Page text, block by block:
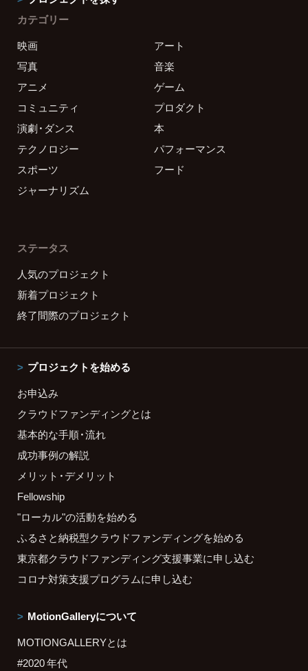
カテゴリー
映画
アート
写真
音楽
アニメ
ゲーム
コミュニティ
プロダクト
演劇・ダンス
本
テクノロジー
パフォーマンス
スポーツ
フード
ジャーナリズム
ステータス
人気のプロジェクト
新着プロジェクト
終了間際のプロジェクト
プロジェクトを始める
お申込み
クラウドファンディングとは
基本的な手順・流れ
成功事例の解説
メリット・デメリット
Fellowship
"ローカル"の活動を始める
ふるさと納税型クラウドファンディングを始める
東京都クラウドファンディング支援事業に申し込む
コロナ対策支援プログラムに申し込む
MotionGalleryについて
MOTIONGALLERYとは
#2020 年代